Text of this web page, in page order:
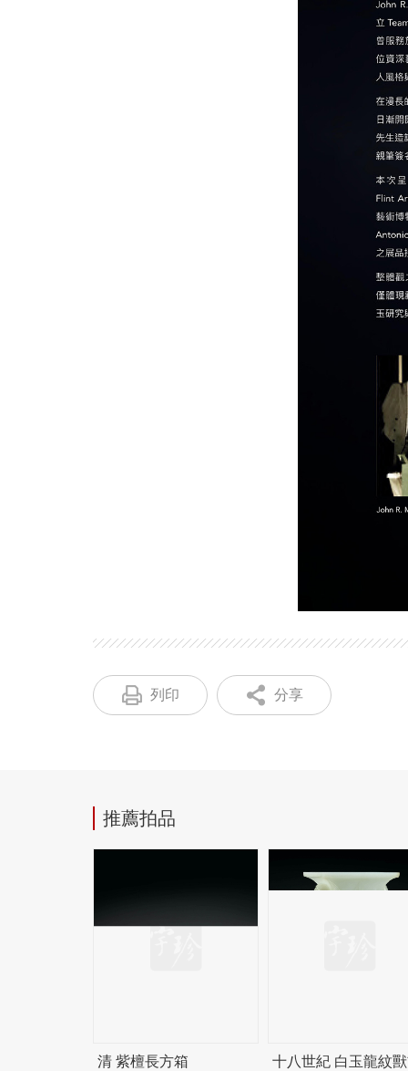
列印 分享
推薦拍品
清 紫檀長方箱 十八世紀 白玉龍紋